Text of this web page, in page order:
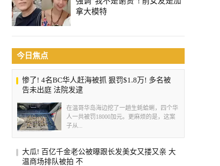
拿大模特
今日焦点
惨了! 4名BC华人赶海被抓 狠罚$1.8万! 多名被
告未出庭 法院发逮
在温哥华岛海边挖了一趟生蚝蛤蜊，四个华
人一共被罚18000加元。更麻烦的是，这案
子从...
大瓜! 百亿千金老公被曝跟长发美女又搂又亲 大
温商场排队被拍 不